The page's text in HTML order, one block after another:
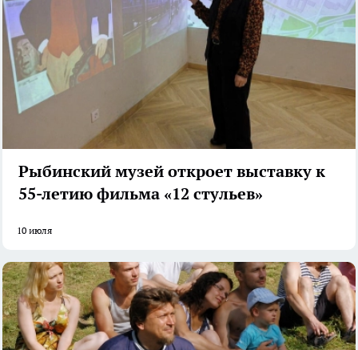
Рыбинский музей откроет выставку к
55-летию фильма «12 стульев»
10 июля